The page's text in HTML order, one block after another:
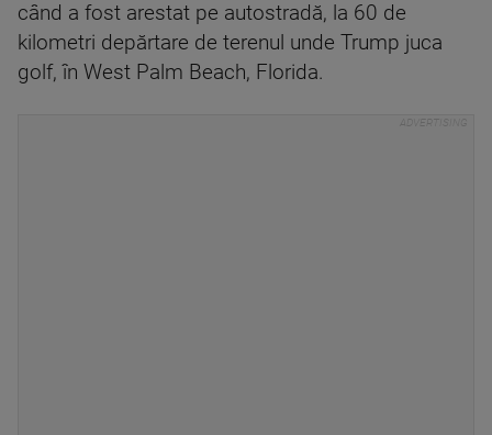
când a fost arestat pe autostradă, la 60 de
kilometri depărtare de terenul unde Trump juca
golf, în West Palm Beach, Florida.